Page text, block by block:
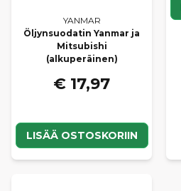
YANMAR
Öljynsuodatin Yanmar ja
Mitsubishi
(alkuperäinen)
€ 17,97
LISÄÄ OSTOSKORIIN